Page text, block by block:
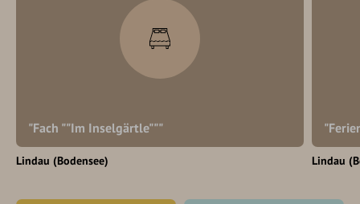
"Fach ""Im Inselgärtle"""
Lindau (Bodensee) Lindau